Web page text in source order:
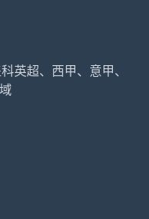
英超、西甲、意甲、